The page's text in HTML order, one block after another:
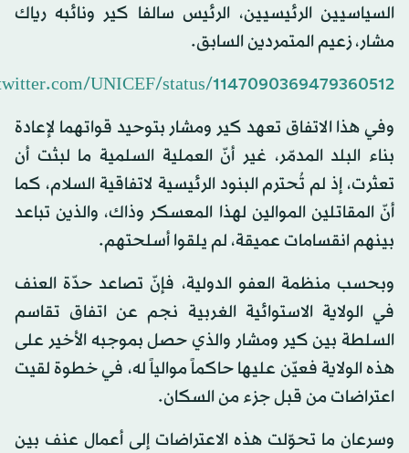
السياسيين الرئيسيين، الرئيس سالفا كير ونائبه رياك
مشار، زعيم المتمردين السابق.
UNICEF/status/1147090369479360512
وفي هذا الاتفاق تعهد كير ومشار بتوحيد قواتهما لإعادة
بناء البلد المدمّر، غير أنّ العملية السلمية ما لبثت أن
تعثرت، إذ لم تُحترم البنود الرئيسية لاتفاقية السلام، كما
أنّ المقاتلين الموالين لهذا المعسكر وذاك، والذين تباعد
بينهم انقسامات عميقة، لم يلقوا أسلحتهم.
وبحسب منظمة العفو الدولية، فإنّ تصاعد حدّة العنف
في الولاية الاستوائية الغربية نجم عن اتفاق تقاسم
السلطة بين كير ومشار والذي حصل بموجبه الأخير على
هذه الولاية فعيّن عليها حاكماً موالياً له، في خطوة لقيت
اعتراضات من قبل جزء من السكان.
وسرعان ما تحوّلت هذه الاعتراضات إلى أعمال عنف بين